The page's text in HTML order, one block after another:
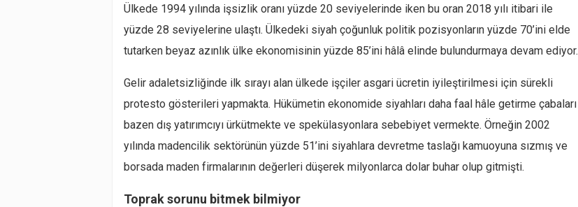
Ülkede 1994 yılında işsizlik oranı yüzde 20 seviyelerinde iken bu oran 2018 yılı itibari ile
yüzde 28 seviyelerine ulaştı. Ülkedeki siyah çoğunluk politik pozisyonların yüzde 70’ini elde
tutarken beyaz azınlık ülke ekonomisinin yüzde 85’ini hâlâ elinde bulundurmaya devam ediyor.
Gelir adaletsizliğinde ilk sırayı alan ülkede işçiler asgari ücretin iyileştirilmesi için sürekli
protesto gösterileri yapmakta. Hükümetin ekonomide siyahları daha faal hâle getirme çabaları
bazen dış yatırımcıyı ürkütmekte ve spekülasyonlara sebebiyet vermekte. Örneğin 2002
yılında madencilik sektörünün yüzde 51’ini siyahlara devretme taslağı kamuoyuna sızmış ve
borsada maden firmalarının değerleri düşerek milyonlarca dolar buhar olup gitmişti.
Toprak sorunu bitmek bilmiyor